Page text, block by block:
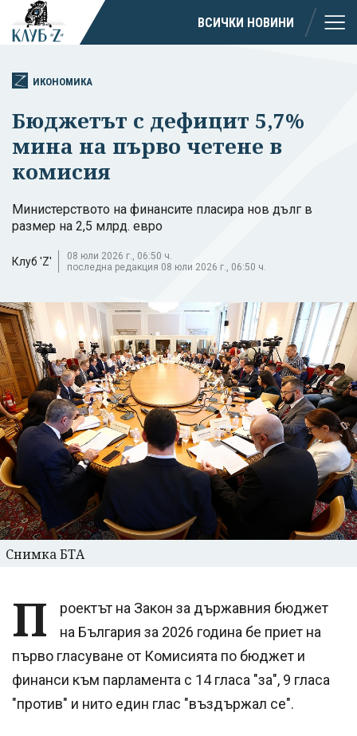
ВСИЧКИ НОВИНИ
ИКОНОМИКА
Бюджетът с дефицит 5,7%
мина на първо четене в
комисия
Министерството на финансите пласира нов дълг в
размер на 2,5 млрд. евро
Клуб 'Z'
08 юли 2026 г., 06:50 ч.
последна редакция 08 юли 2026 г., 06:50 ч.
Снимка БТА
П
роектът на Закон за държавния бюджет
на България за 2026 година бе приет на
първо гласуване от Комисията по бюджет и
финанси към парламента с 14 гласа "за", 9 гласа
"против" и нито един глас "въздържал се".